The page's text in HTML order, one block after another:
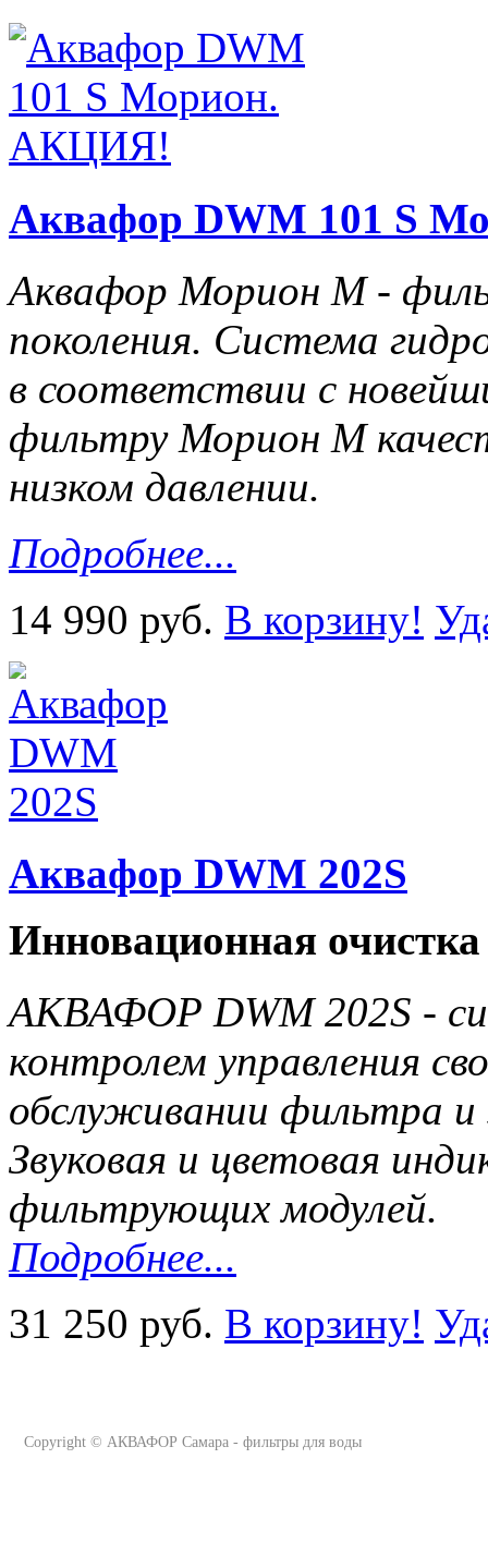
Аквафор DWM 101 S
Аквафор Морион М -
поколения. Система
в соответствии с
фильтру Морион М
низком давлении.
Подробнее...
14 990 руб. В корзину!
Аквафор DWM 202S
Инновационная
АКВАФОР DWM 202S -
контролем управления
обслуживании фильтра и
Звуковая и цветовая
фильтрующих модулей.
Подробнее...
31 250 руб. В корзину!
Copyright © АКВАФОР Самара - фильтры для воды